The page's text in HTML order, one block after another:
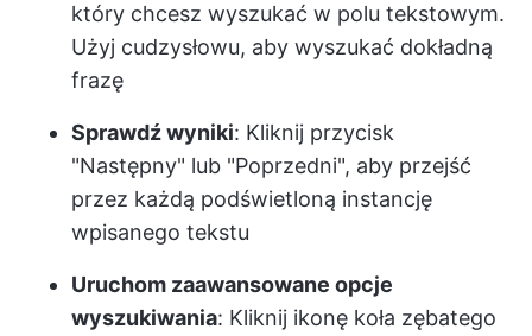
który chcesz wyszukać w polu tekstowym.
Użyj cudzysłowu, aby wyszukać dokładną
frazę
Sprawdź wyniki: Kliknij przycisk
"Następny" lub "Poprzedni", aby przejść
przez każdą podświetloną instancję
wpisanego tekstu
Uruchom zaawansowane opcje
wyszukiwania: Kliknij ikonę koła zębatego